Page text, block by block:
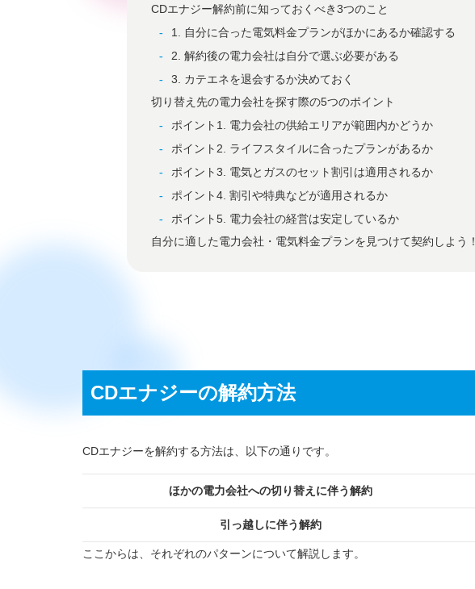
CDエナジー解約前に知っておくべき3つのこと
1. 自分に合った電気料金プランがほかにあるか確認する
2. 解約後の電力会社は自分で選ぶ必要がある
3. カテエネを退会するか決めておく
切り替え先の電力会社を探す際の5つのポイント
ポイント1. 電力会社の供給エリアが範囲内かどうか
ポイント2. ライフスタイルに合ったプランがあるか
ポイント3. 電気とガスのセット割引は適用されるか
ポイント4. 割引や特典などが適用されるか
ポイント5. 電力会社の経営は安定しているか
自分に適した電力会社・電気料金プランを見つけて契約しよう！
CDエナジーの解約方法
CDエナジーを解約する方法は、以下の通りです。
ほかの電力会社への切り替えに伴う解約
引っ越しに伴う解約
ここからは、それぞれのパターンについて解説します。